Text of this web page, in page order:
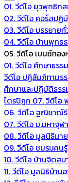
01. วีดีโอ ยุวพุทธิก
02. วีดีโอ คอร์สปฏิ
03. วีดีโอ บรรยายทั่
04. วีดีโอ บ้านพุทธ
05. วีดีโอ เบนซ์ทอ
01. วีดีโอ ศึกษาธร
วีดีโอ ปฏิสัมภิทามร
ศึกษาและปฏิบัติธร
ไตรปิฎก 07. วีดีโอ
06. วีดีโอ ฐณิชาฌ์
07. วีดีโอ ม.มหาจุ
08. วีดีโอ มูลนิธิมา
09. วีดีโอ ชมรมคนรู้
10. วีดีโอ บ้านจิตสบ
11. วีดีโอ มูลนิธิบ้าน